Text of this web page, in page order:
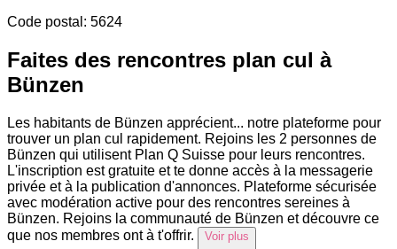
Code postal : 5624
Faites des rencontres plan cul à
Bünzen
Les habitants de Bünzen apprécient... notre plateforme pour
trouver un plan cul rapidement. Rejoins les 2 personnes de
Bünzen qui utilisent Plan Q Suisse pour leurs rencontres.
L'inscription est gratuite et te donne accès à la messagerie
privée et à la publication d'annonces. Plateforme sécurisée
avec modération active pour des rencontres sereines à
Bünzen. Rejoins la communauté de Bünzen et découvre ce
que nos membres ont à t'offrir.
Voir plus